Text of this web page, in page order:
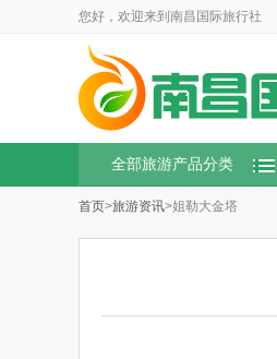
您好，欢迎来到南昌国际旅行社
全部旅游产品分类
首页>旅游资讯>姐勒大金塔